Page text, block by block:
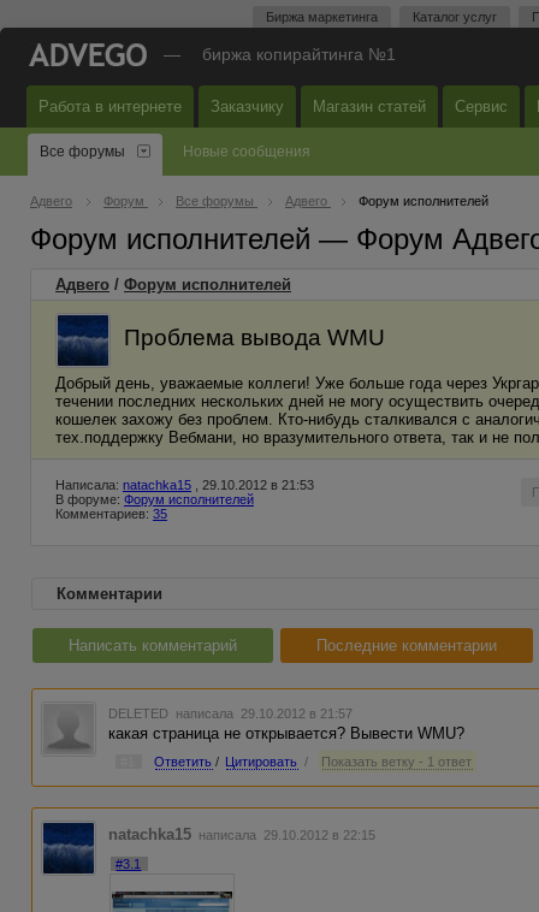
Биржа маркетинга Каталог услуг
— биржа копирайтинга №1
Работа в интернете Заказчику Магазин статей Сервис
Все форумы Новые сообщения
Адвего Форум Все форумы Адвего Форум исполнителей
Форум исполнителей — Форум
Адвего / Форум исполнителей
Проблема вывода WMU
Добрый день, уважаемые коллеги! Уже больше года через
течении последних нескольких дней не могу осуществить
кошелек захожу без проблем. Кто-нибудь сталкивался с
тех.поддержку Вебмани, но вразумительного ответа, так и не
Написала: natachka15 , 29.10.2012 в 21:53
В форуме: Форум исполнителей
Комментариев: 35
Комментарии
Написать комментарий Последние комментарии
DELETED написала 29.10.2012 в 21:57
какая страница не открывается? Вывести WMU?
Ответить / Цитировать / Показать ветку - 1 ответ
natachka15 написала 29.10.2012 в 22:15
#3.1